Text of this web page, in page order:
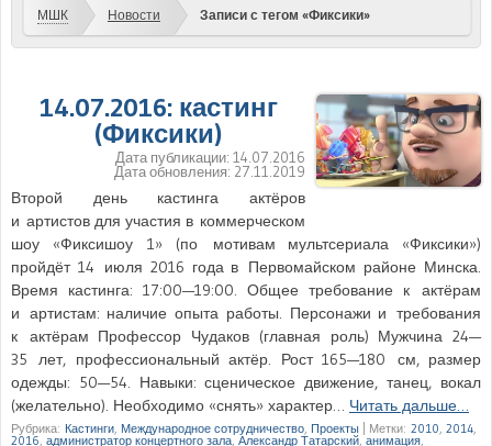
МШК Новости Записи с тегом «Фиксики»
14.07.2016: кастинг
(Фиксики)
Дата публикации: 14.07.2016
Дата обновления: 27.11.2019
Второй день кастинга актёров
и артистов для участия в коммерческом
шоу «Фиксишоу 1» (по мотивам мультсериала «Фиксики»)
пройдёт 14 июля 2016 года в Первомайском районе Минска.
Время кастинга: 17:00—19:00. Общее требование к актёрам
и артистам: наличие опыта работы. Персонажи и требования
к актёрам Профессор Чудаков (главная роль) Мужчина 24—
35 лет, профессиональный актёр. Рост 165—180 см, размер
одежды: 50—54. Навыки: сценическое движение, танец, вокал
(желательно). Необходимо «снять» характер… Читать дальше…
Рубрика: Кастинги Международное сотрудничество Проекты Метки: 2010 2014
2016 администратор концертного зала, Александр Татарский ,анимация